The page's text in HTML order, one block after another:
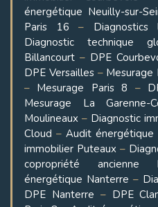
énergétique Neuilly-sur-
Paris 16 – Diagnostics
Diagnostic technique
Billancourt – DPE
DPE Versailles– Mesurage
– Mesurage Paris 8 –
Mesurage La Garenne-
Moulineaux – Diagnostic
Cloud – Audit énergétique
immobilier Puteaux –
copropriété ancienne
énergétique Nanterre –
DPE Nanterre – DPE